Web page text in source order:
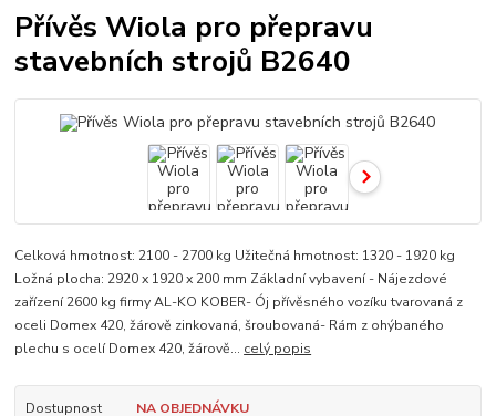
Přívěs Wiola pro přepravu
stavebních strojů B2640
Celková hmotnost: 2100 - 2700 kg Užitečná hmotnost: 1320 - 1920 kg
Ložná plocha: 2920 x 1920 x 200 mm Základní vybavení - Nájezdové
zařízení 2600 kg firmy AL-KO KOBER- Ój přívěsného vozíku tvarovaná z
oceli Domex 420, žárově zinkovaná, šroubovaná- Rám z ohýbaného
plechu s ocelí Domex 420, žárově... celý popis
Dostupnost NA OBJEDNÁVKU